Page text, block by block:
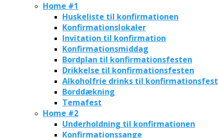
Home #1
Huskeliste til konfirmationen
Konfirmationslokaler
Invitation til konfirmation
Konfirmationsmiddag
Bordplan til konfirmationsfesten
Drikkelse til konfirmationsfesten
Alkoholfrie drinks til
Borddækning
Temafest
Home #2
Underholdning til konfirmationen
Konfirmationssange